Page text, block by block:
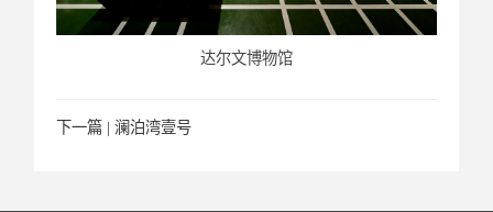
达尔文博物馆
下一篇 | 澜泊湾壹号